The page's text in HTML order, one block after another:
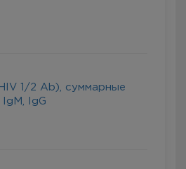
1/2 Ab), суммарные
IgG